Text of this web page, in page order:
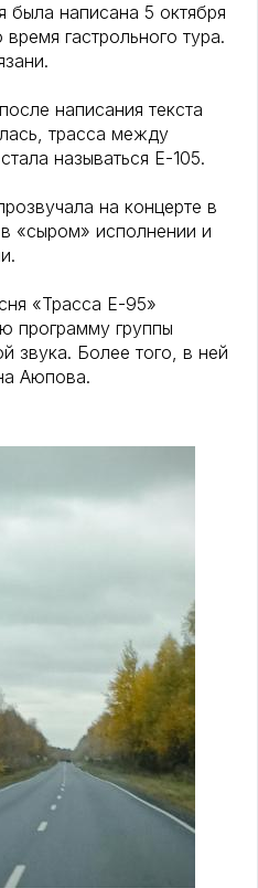
была написана 5 октября
гастрольного тура.
написания текста
трасса между
называться Е-105.
на концерте в
«сыром» исполнении и
«Трасса Е-95»
программу группы
звука. Более того, в ней
Аюпова.